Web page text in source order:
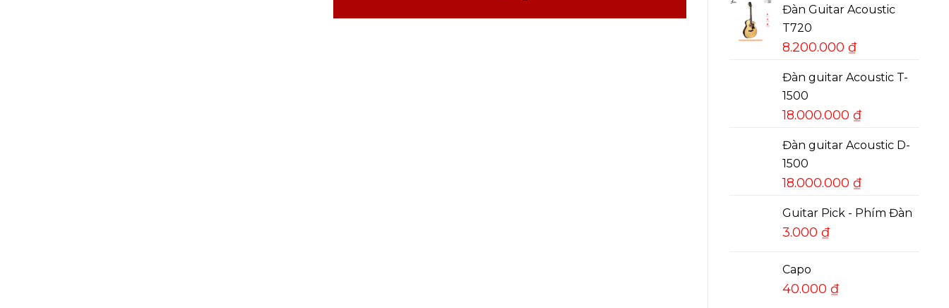
Đàn Guitar Acoustic
T720
8.200.000 ₫
Đàn guitar Acoustic T-
1500
18.000.000 ₫
Đàn guitar Acoustic D-
1500
18.000.000 ₫
Guitar Pick - Phím Đàn
3.000 ₫
Capo
40.000 ₫